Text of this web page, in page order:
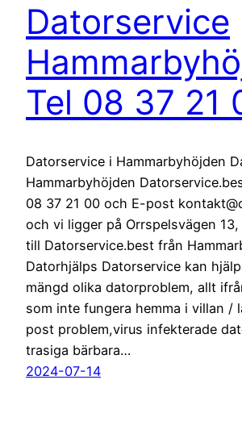
Datorservice
Tel 08 37 21
Datorservice i Hammarbyhöjden
Hammarbyhöjden
08 37 21 00 och E-post
och vi ligger på Orrspelsvägen
till Datorservice.best från
Datorhjälps Datorservice kan
mängd olika datorproblem, allt
som inte fungera hemma i villan /
post problem,virus infekterade
trasiga bärbara…
2024-07-14